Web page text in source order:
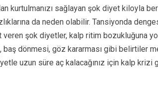
kurtulmanızı sağlayan şok diyet kiloyla
da neden olabilir. Tansiyonda
şok diyetler, kalp ritim bozukluğuna
baş dönmesi, göz kararması gibi belirtiler
uzun süre aç kalacağınız için kalp krizi